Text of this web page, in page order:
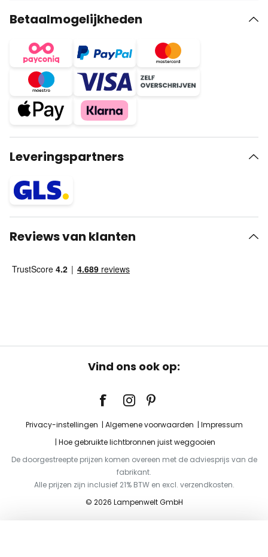
Betaalmogelijkheden
Leveringspartners
Reviews van klanten
Vind ons ook op:
Privacy-instellingen Algemene voorwaarden
Impressum
Hoe gebruikte lichtbronnen juist weggooien
De doorgestreepte prijzen komen overeen met de adviesprijs van de
fabrikant.
Alle prijzen zijn inclusief 21% BTW en excl. verzendkosten.
© 2026 Lampenwelt GmbH